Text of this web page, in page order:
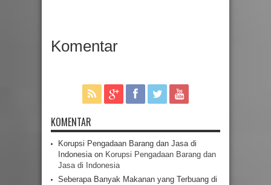
Komentar
KOMENTAR
Korupsi Pengadaan Barang dan Jasa di
Indonesiaon Korupsi Pengadaan Barang dan
Jasa di Indonesia
Seberapa Banyak Makanan yang Terbuang di